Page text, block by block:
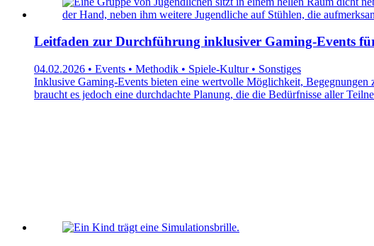
Leitfaden zur Durchführung inklusiver Gaming-Events
04.02.2026 • Events • Methodik • Spiele-Kultur • Sonstiges
Inklusive Gaming-Events bieten eine wertvolle Möglichkeit,
braucht es jedoch eine durchdachte Planung, die die Bedürfnisse aller